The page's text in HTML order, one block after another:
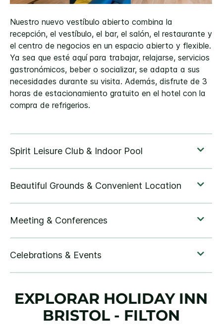
Nuestro nuevo vestíbulo abierto combina la
recepción, el vestíbulo, el bar, el salón, el restaurante y
el centro de negocios en un espacio abierto y flexible.
Ya sea que esté aquí para trabajar, relajarse, servicios
gastronómicos, beber o socializar, se adapta a sus
necesidades durante su visita. Además, disfrute de 3
horas de estacionamiento gratuito en el hotel con la
compra de refrigerios.
EXPLORAR HOLIDAY INN
BRISTOL - FILTON